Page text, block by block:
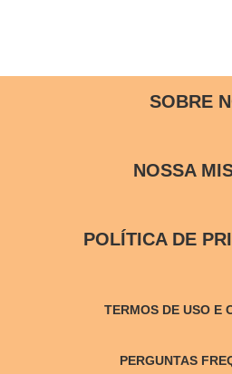
SOBRE
NOSSA
POLÍTICA DE
TERMOS DE USO E
PERGUNTAS